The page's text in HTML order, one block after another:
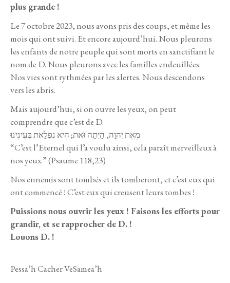
plus grande !
Le 7 octobre 2023, nous avons pris des coups, et même les
mois qui ont suivi. Et encore aujourd’hui. Nous pleurons
les enfants de notre peuple qui sont morts en sanctifiant le
nom de D. Nous pleurons avec les familles endeuillées.
Nos vies sont rythmées par les alertes. Nous descendons
vers les abris.
Mais aujourd’hui, si on ouvre les yeux, on peut
comprendre que c’est de D.
מֵאֵת יְהוָה, הָיְתָה זֹּאת; הִיא נִפְלָאת בְּעֵינֵינוּ
“C’est l’Eternel qui l’a voulu ainsi, cela paraît merveilleux à
nos yeux.” (Psaume 118,23)
Nos ennemis sont tombés et ils tomberont, et c’est eux qui
ont commencé ! C’est eux qui creusent leurs tombes !
Puissions nous ouvrir les yeux ! Faisons les efforts pour
grandir, et se rapprocher de D. !
Louons D. !
Pessa’h Cacher VeSamea’h